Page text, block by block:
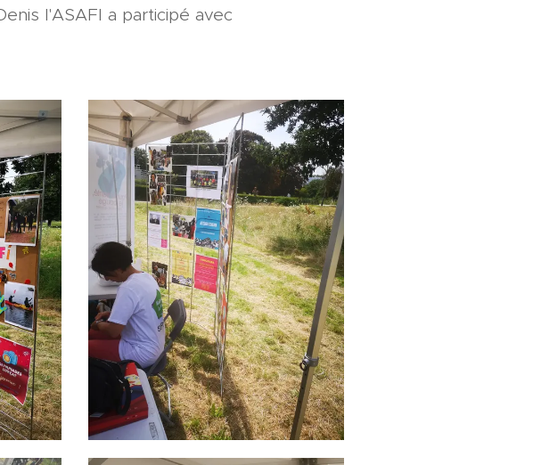
l'ASAFI a participé avec